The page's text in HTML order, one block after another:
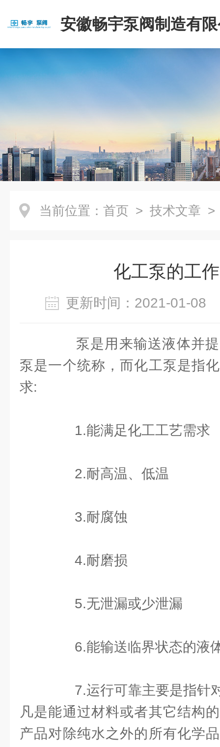
安徽畅宇泵阀制造有
当前位置： 首页 > 技术文章 >
化工泵的工
更新时间：2021-01-
泵是用来输送液体并提
泵是一个统称，而化工泵是指
求:
1.能满足化工工艺需求
2.耐高温、低温
3.耐腐蚀
4.耐磨损
5.无泄漏或少泄漏
6.能输送临界状态的液
7.运行可靠主要是指针
凡是能通过材料或者其它结构
产品对除纯水之外的所有化学